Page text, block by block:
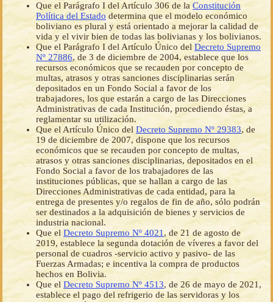
Que el Parágrafo I del Artículo 306 de la Constitución
Política del Estado determina que el modelo económico
boliviano es plural y está orientado a mejorar la calidad de
vida y el vivir bien de todas las bolivianas y los bolivianos.
Que el Parágrafo I del Artículo Único del Decreto Supremo
Nº 27886, de 3 de diciembre de 2004, establece que los
recursos económicos que se recauden por concepto de
multas, atrasos y otras sanciones disciplinarias serán
depositados en un Fondo Social a favor de los
trabajadores, los que estarán a cargo de las Direcciones
Administrativas de cada Institución, procediendo éstas, a
reglamentar su utilización.
Que el Artículo Único del Decreto Supremo Nº 29383, de
19 de diciembre de 2007, dispone que los recursos
económicos que se recauden por concepto de multas,
atrasos y otras sanciones disciplinarias, depositados en el
Fondo Social a favor de los trabajadores de las
instituciones públicas, que se hallan a cargo de las
Direcciones Administrativas de cada entidad, para la
entrega de presentes y/o regalos de fin de año, sólo podrán
ser destinados a la adquisición de bienes y servicios de
industria nacional.
Que el Decreto Supremo Nº 4021 , de 21 de agosto de
2019, establece la segunda dotación de víveres a favor del
personal de cuadros -servicio activo y pasivo- de las
Fuerzas Armadas; e incentiva la compra de productos
hechos en Bolivia.
Que el Decreto Supremo Nº 4513, de 26 de mayo de 2021,
establece el pago del refrigerio de las servidoras y los